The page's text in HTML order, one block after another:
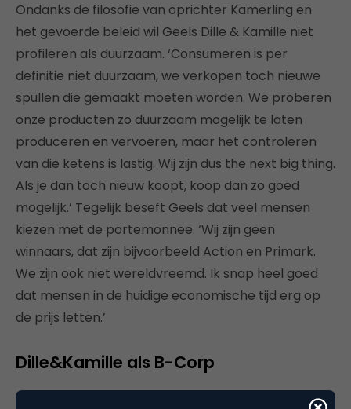
Ondanks de filosofie van oprichter Kamerling en
het gevoerde beleid wil Geels Dille & Kamille niet
profileren als duurzaam. ‘Consumeren is per
definitie niet duurzaam, we verkopen toch nieuwe
spullen die gemaakt moeten worden. We proberen
onze producten zo duurzaam mogelijk te laten
produceren en vervoeren, maar het controleren
van die ketens is lastig. Wij zijn dus the next big thing.
Als je dan toch nieuw koopt, koop dan zo goed
mogelijk.’ Tegelijk beseft Geels dat veel mensen
kiezen met de portemonnee. ‘Wij zijn geen
winnaars, dat zijn bijvoorbeeld Action en Primark.
We zijn ook niet wereldvreemd. Ik snap heel goed
dat mensen in de huidige economische tijd erg op
de prijs letten.’
Dille&Kamille als B-Corp
Green Friday is niet de enige duurzaamheidsactie